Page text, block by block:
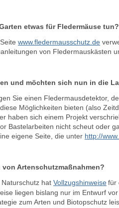
etwas für Fledermäuse tun?
www.fledermausschutz.de
von Fledermauskästen
und möchten sich nun in die
Sie einen Fledermausdetektor,
Möglichkeiten bieten (also
haben sich einem Projekt
Bastelarbeiten nicht scheut oder
eigene Seite, die unter http://
Artenschutzmaßnahmen?
hat Vollzugshinweisefür
liegen bislang nur im Entwurf
zum Arten und Biotopschutz